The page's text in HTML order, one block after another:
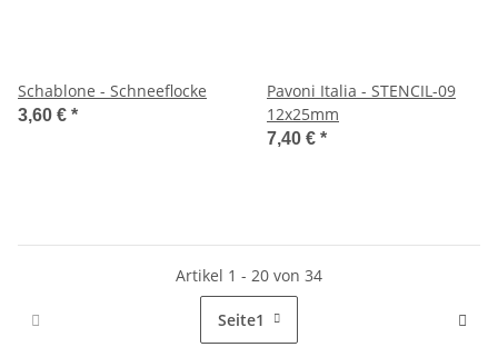
Schablone - Schneeflocke
3,60 € *
Pavoni Italia - STENCIL-09
12x25mm
7,40 € *
Artikel 1 - 20 von 34
Seite1